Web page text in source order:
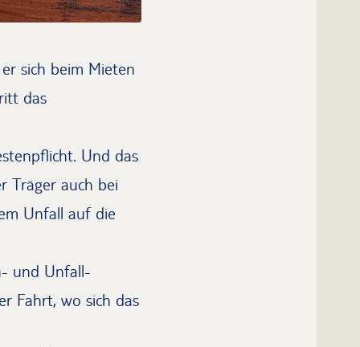
sich beim Mieten
das
Und das
Träger auch bei
Unfall auf die
und Unfall-
Fahrt, wo sich das